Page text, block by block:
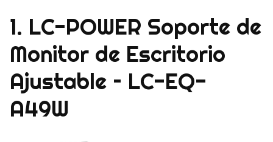
1. LC-POWER Soporte de
Monitor de Escritorio
Ajustable – LC-EQ-
A49W